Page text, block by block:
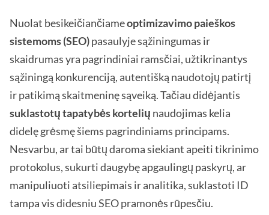
Nuolat besikeičiančiameoptimizavimo paieškos
sistemoms (SEO)pasaulyje sąžiningumas ir
skaidrumas yra pagrindiniai ramsčiai, užtikrinantys
sąžiningą konkurenciją, autentišką naudotojų patirtį
ir patikimą skaitmeninę sąveiką. Tačiau didėjantis
suklastotų tapatybės kortelių naudojimas kelia
didelę grėsmę šiems pagrindiniams principams.
Nesvarbu, ar tai būtų daroma siekiant apeiti tikrinimo
protokolus, sukurti daugybę apgaulingų paskyrų, ar
manipuliuoti atsiliepimais ir analitika, suklastoti ID
tampa vis didesniu SEO pramonės rūpesčiu.